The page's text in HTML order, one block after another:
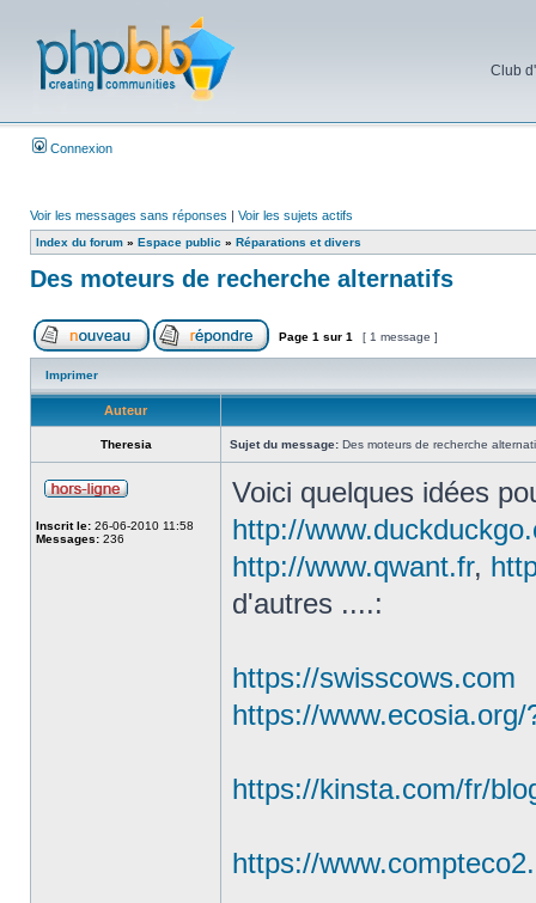
Club
Connexion
Voir les messages sans réponses | Voir les sujets actifs
Index du forum » Espace public » Réparations et divers
Des moteurs de recherche alternatifs
Page 1 sur 1 [ 1 message ]
Imprimer
Auteur
Theresia Sujet du message: Des moteurs de recherche
Inscrit le: 26-06-2010 11:58
Messages: 236
Voici quelques idées
http://
http://www.qwant.fr,
d'autres ....:
https://swisscows.com
https://www.ecosia.org/
https://kinsta.com/fr/
https://